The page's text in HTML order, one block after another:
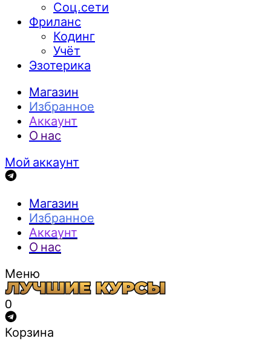
Соц.сети
Фриланс
Кодинг
Учёт
Эзотерика
Магазин
Избранное
Аккаунт
О нас
Мой аккаунт
Магазин
Избранное
Аккаунт
О нас
Меню
0
Корзина